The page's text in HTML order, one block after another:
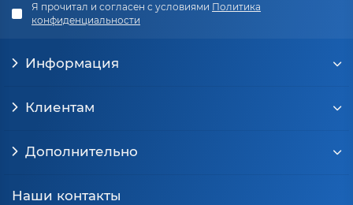
Я прочитал и согласен с условиями Политика
конфиденциальности
Информация
Клиентам
Дополнительно
Наши контакты